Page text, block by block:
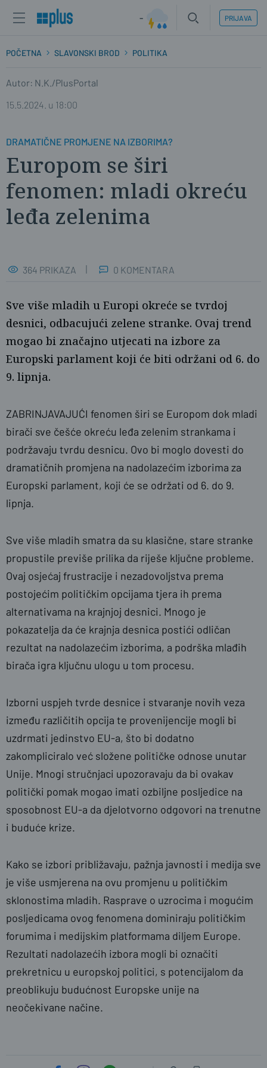
- PRIJAVA
POČETNA SLAVONSKI BROD POLITIKA
Autor: N.K./PlusPortal
15.5.2024. u 18:00
DRAMATIČNE PROMJENE NA IZBORIMA?
Europom se širi
fenomen: mladi okreću
leđa zelenima
364 PRIKAZA 0 KOMENTARA
Sve više mladih u Europi okreće se tvrdoj
desnici, odbacujući zelene stranke. Ovaj trend
mogao bi značajno utjecati na izbore za
Europski parlament koji će biti održani od 6. do
9. lipnja.
ZABRINJAVAJUĆI fenomen širi se Europom dok mladi
birači sve češće okreću leđa zelenim strankama i
podržavaju tvrdu desnicu. Ovo bi moglo dovesti do
dramatičnih promjena na nadolazećim izborima za
Europski parlament, koji će se održati od 6. do 9.
lipnja.
Sve više mladih smatra da su klasične, stare stranke
propustile previše prilika da riješe ključne probleme.
Ovaj osjećaj frustracije i nezadovoljstva prema
postojećim političkim opcijama tjera ih prema
alternativama na krajnjoj desnici. Mnogo je
pokazatelja da će krajnja desnica postići odličan
rezultat na nadolazećim izborima, a podrška mlađih
birača igra ključnu ulogu u tom procesu.
Izborni uspjeh tvrde desnice i stvaranje novih veza
između različitih opcija te provenijencije mogli bi
uzdrmati jedinstvo EU-a, što bi dodatno
zakompliciralo već složene političke odnose unutar
Unije. Mnogi stručnjaci upozoravaju da bi ovakav
politički pomak mogao imati ozbiljne posljedice na
sposobnost EU-a da djelotvorno odgovori na trenutne
i buduće krize.
Kako se izbori približavaju, pažnja javnosti i medija sve
je više usmjerena na ovu promjenu u političkim
sklonostima mladih. Rasprave o uzrocima i mogućim
posljedicama ovog fenomena dominiraju političkim
forumima i medijskim platformama diljem Europe.
Rezultati nadolazećih izbora mogli bi označiti
prekretnicu u europskoj politici, s potencijalom da
preoblikuju budućnost Europske unije na
neočekivane načine.